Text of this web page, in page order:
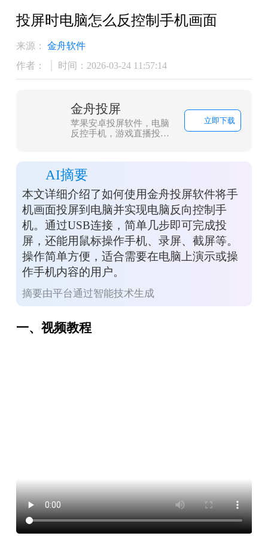
投屏时电脑怎么反控制手机画面
来源：
金舟软件
作者：
时间：2026-03-24 11:57:14
金舟投屏
苹果安卓投屏软件，电脑
反控手机，游戏直播投
立即下载
AI摘要
本文详细介绍了如何使用金舟投屏软件将手
机画面投屏到电脑并实现电脑反向控制手
机。通过USB连接，简单几步即可完成投
屏，还能用鼠标操作手机、录屏、截屏等。
操作简单方便，适合需要在电脑上演示或操
作手机内容的用户。
摘要由平台通过智能技术生成
一、视频教程